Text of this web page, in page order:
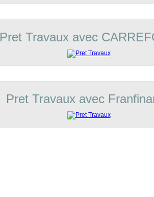
Pret Travaux avec
Pret Travaux avec